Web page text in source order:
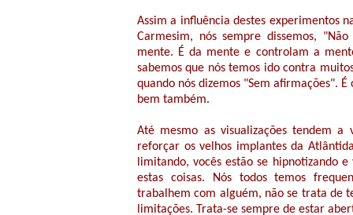
Assim a influência destes experimentos
Carmesim, nós sempre dissemos,
mente. É da mente e controlam a
sabemos que nós temos ido contra
quando nós dizemos "Sem afirmações".
bem também.
Até mesmo as visualizações tendem
reforçar os velhos implantes da
limitando, vocês estão se hipnotizando
estas coisas. Nós todos temos
trabalhem com alguém, não se trata de
limitações. Trata-se sempre de estar